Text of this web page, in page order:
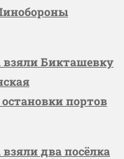
взяли Бикташевку
портов
два посёлка